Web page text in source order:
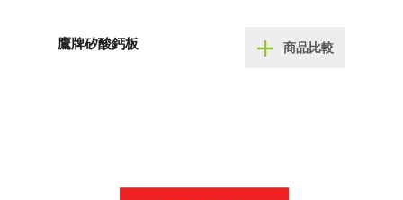
鷹牌矽酸鈣板 商品比較